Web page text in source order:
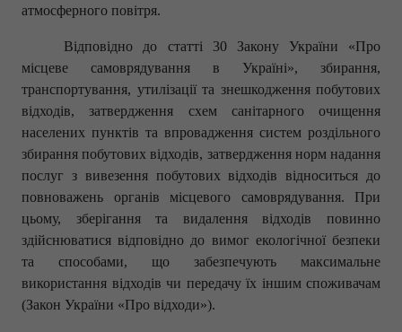
атмосферного повітря.
Відповідно до статті 30 Закону України «Про
місцеве самоврядування в Україні», збирання,
транспортування, утилізації та знешкодження побутових
відходів, затвердження схем санітарного очищення
населених пунктів та впровадження систем роздільного
збирання побутових відходів, затвердження норм надання
послуг з вивезення побутових відходів відноситься до
повноважень органів місцевого самоврядування.
При
цьому, зберігання та видалення відходів повинно
здійснюватися відповідно до вимог екологічної безпеки
та способами, що забезпечують максимальне
використання відходів чи передачу їх іншим споживачам
(Закон України «Про відходи»).